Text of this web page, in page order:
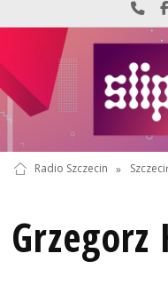
Radio Szczecin »
Grzegorz